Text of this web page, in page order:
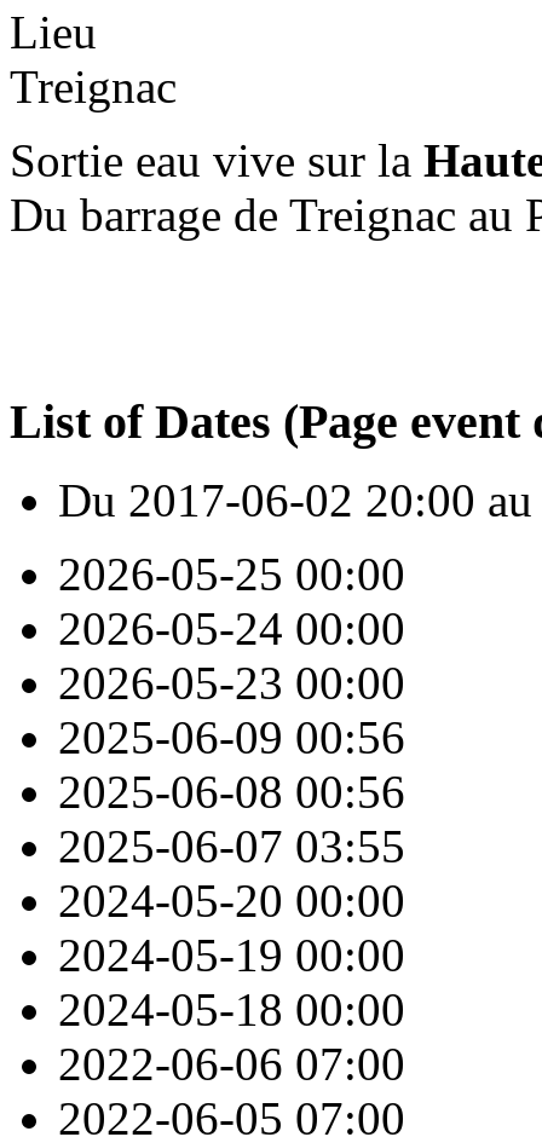
Lieu
Treignac
Sortie eau vive sur la
Du barrage de Treignac au
List of Dates (Page event
Du 2017-06-02 20:00 au
2026-05-25 00:00
2026-05-24 00:00
2026-05-23 00:00
2025-06-09 00:56
2025-06-08 00:56
2025-06-07 03:55
2024-05-20 00:00
2024-05-19 00:00
2024-05-18 00:00
2022-06-06 07:00
2022-06-05 07:00